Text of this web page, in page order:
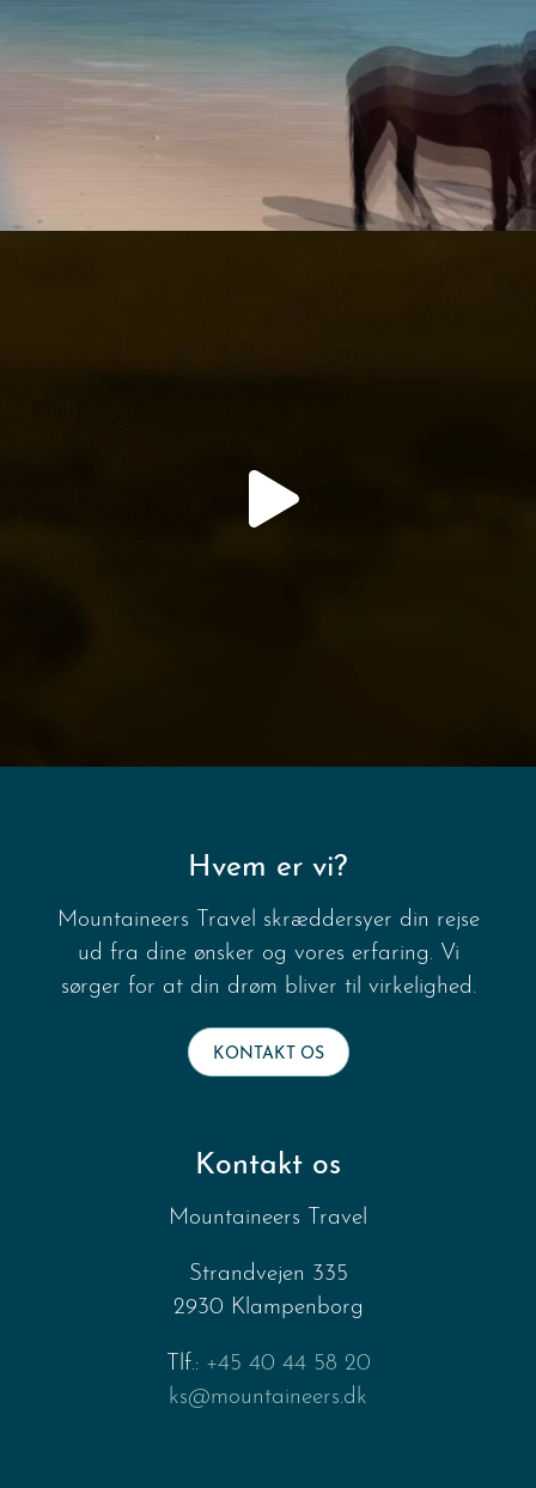
Jul 26
Hvem er vi?
Mountaineers Travel skræddersyer din rejse
ud fra dine ønsker og vores erfaring. Vi
sørger for at din drøm bliver til virkelighed.
KONTAKT OS
Kontakt os
Mountaineers Travel
Strandvejen 335
2930 Klampenborg
Tlf.: +45 40 44 58 20
ks@mountaineers.dk